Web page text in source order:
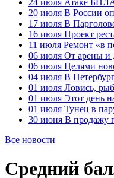
24 июля Атаке БПЛА
20 июля В России
17 июля В
16 июля Проект
11 июля Ремонт «в
06 июля От арены и
06 июля Целями
04 июля В
01 июля Ловись,
01 июля Этот день
01 июля Тунец в
30 июня В продажу
Все новости
Средний